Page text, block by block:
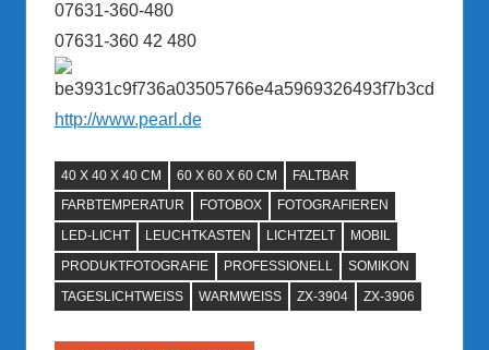
07631-360-480
07631-360 42 480
http://www.pearl.de
40 X 40 X 40 CM 60 X 60 X 60 CM
FALTBAR
FARBTEMPERATUR
FOTOBOX
FOTOGRAFIEREN
LED-LICHT
LEUCHTKASTEN LICHTZELT
MOBIL
PRODUKTFOTOGRAFIE
PROFESSIONELL
SOMIKON
TAGESLICHTWEISS
WARMWEISS ZX-3904 ZX-3906